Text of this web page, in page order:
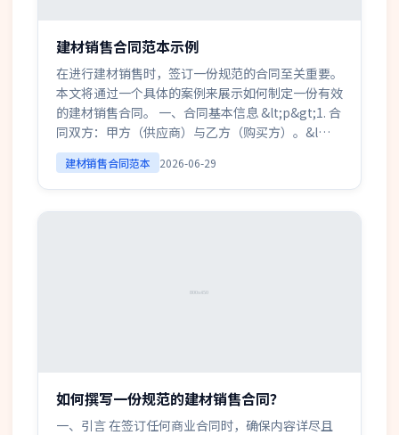
建材销售合同范本示例
在进行建材销售时，签订一份规范的合同至关重要。
本文将通过一个具体的案例来展示如何制定一份有效
的建材销售合同。 一、合同基本信息 &lt;p&gt;1. 合
同双方：甲方（供应商）与乙方（购买方）。&l…
建材销售合同范本 2026-06-29
如何撰写一份规范的建材销售合同？
一、引言 在签订任何商业合同时，确保内容详尽且